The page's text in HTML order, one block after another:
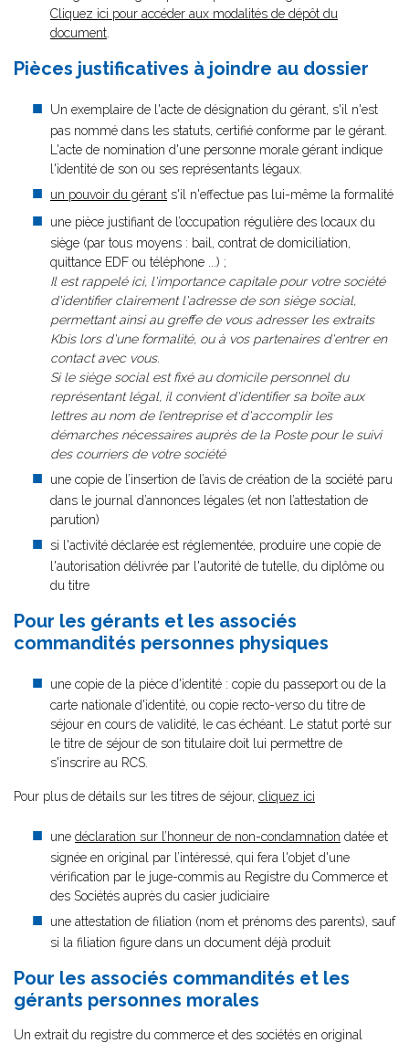
Cliquez ici pour accéder aux modalités de dépôt du
document
Pièces justificatives à joindre au dossier
Un exemplaire de l'acte de désignation du gérant, s'il n'est
pas nommé dans les statuts, certifié conforme par le gérant.
L'acte de nomination d'une personne morale gérant indique
l'identité de son ou ses représentants légaux.
un pouvoir du gérant s'il n'effectue pas lui-même la formalité
une pièce justifiant de l’occupation régulière des locaux du
siège (par tous moyens : bail, contrat de domiciliation,
quittance EDF ou téléphone ...) ;
Il est rappelé ici, l'importance capitale pour votre société
d'identifier clairement l'adresse de son siège social,
permettant ainsi au greffe de vous adresser les extraits
Kbis lors d'une formalité, ou à vos partenaires d'entrer en
contact avec vous.
Si le siège social est fixé au domicile personnel du
représentant légal, il convient d'identifier sa boîte aux
lettres au nom de l’entreprise et d'accomplir les
démarches nécessaires auprès de la Poste pour le suivi
des courriers de votre société
une copie de l’insertion de l’avis de création de la société paru
dans le journal d’annonces légales (et non l’attestation de
parution)
si l'activité déclarée est réglementée, produire une copie de
l'autorisation délivrée par l'autorité de tutelle, du diplôme ou
du titre
Pour les gérants et les associés
commandités personnes physiques
une copie de la pièce d'identité : copie du passeport ou de la
carte nationale d'identité, ou copie recto-verso du titre de
séjour en cours de validité, le cas échéant. Le statut porté sur
le titre de séjour de son titulaire doit lui permettre de
s'inscrire au RCS.
Pour plus de détails sur les titres de séjour, cliquez ici
une déclaration sur l’honneur de non-condamnation datée et
signée en original par l’intéressé, qui fera l'objet d'une
vérification par le juge-commis au Registre du Commerce et
des Sociétés auprès du casier judiciaire
une attestation de filiation (nom et prénoms des parents), sauf
si la filiation figure dans un document déjà produit
Pour les associés commandités et les
gérants personnes morales
Un extrait du registre du commerce et des sociétés en original